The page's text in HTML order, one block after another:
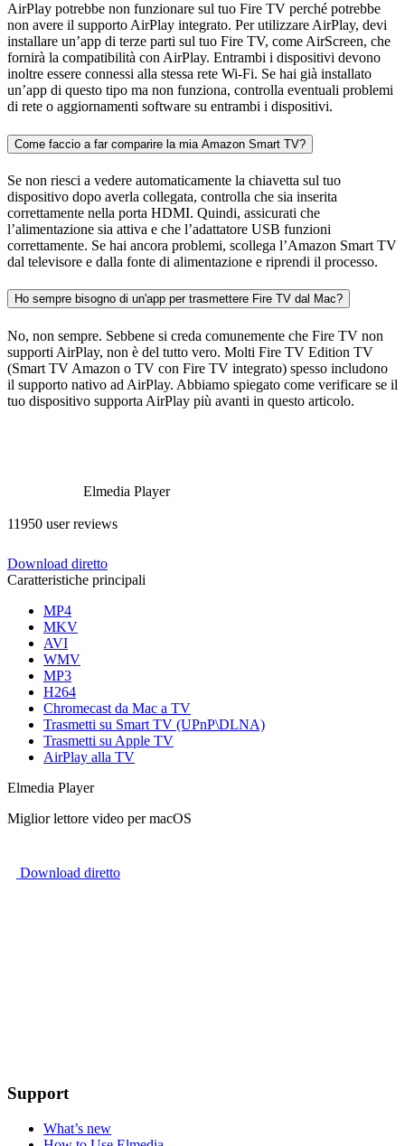
AirPlay potrebbe non funzionare sul tuo Fire TV perché potrebbe
non avere il supporto AirPlay integrato. Per utilizzare AirPlay, devi
installare un’app di terze parti sul tuo Fire TV, come AirScreen, che
fornirà la compatibilità con AirPlay. Entrambi i dispositivi devono
inoltre essere connessi alla stessa rete Wi-Fi. Se hai già installato
un’app di questo tipo ma non funziona, controlla eventuali problemi
di rete o aggiornamenti software su entrambi i dispositivi.
Come faccio a far comparire la mia Amazon Smart TV?
Se non riesci a vedere automaticamente la chiavetta sul tuo
dispositivo dopo averla collegata, controlla che sia inserita
correttamente nella porta HDMI. Quindi, assicurati che
l’alimentazione sia attiva e che l’adattatore USB funzioni
correttamente. Se hai ancora problemi, scollega l’Amazon Smart TV
dal televisore e dalla fonte di alimentazione e riprendi il processo.
Ho sempre bisogno di un'app per trasmettere Fire TV dal Mac?
No, non sempre. Sebbene si creda comunemente che Fire TV non
supporti AirPlay, non è del tutto vero. Molti Fire TV Edition TV
(Smart TV Amazon o TV con Fire TV integrato) spesso includono
il supporto nativo ad AirPlay. Abbiamo spiegato come verificare se il
tuo dispositivo supporta AirPlay più avanti in questo articolo.
Elmedia Player
11950 user reviews
Download diretto
Caratteristiche principali
MP4
MKV
AVI
WMV
MP3
H264
Chromecast da Mac a TV
Trasmetti su Smart TV (UPnP\DLNA)
Trasmetti su Apple TV
AirPlay alla TV
Elmedia Player
Miglior lettore video per macOS
Download diretto
Support
What’s new